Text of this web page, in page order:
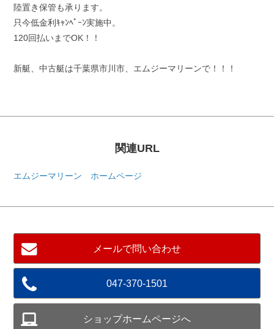
陸置き保管も承ります。
只今低金利ｷｬﾝﾍﾟｰﾝ実施中。
120回払いまでOK！！
新艇、中古艇は千葉県市川市、エムジーマリーンで！！！
関連URL
エムジーマリーン ホームページ
メールで問い合わせ
047-370-1501
ショップホームページへ